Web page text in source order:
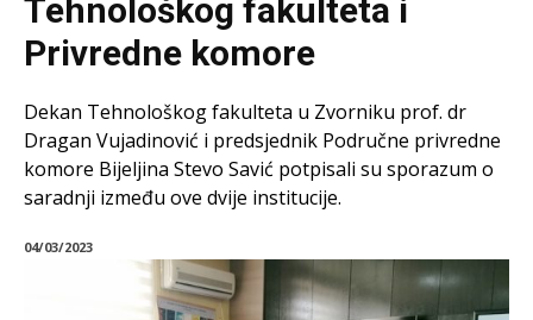
Tehnološkog fakulteta i
Privredne komore
Dekan Tehnološkog fakulteta u Zvorniku prof. dr
Dragan Vujadinović i predsjednik Područne privredne
komore Bijeljina Stevo Savić potpisali su sporazum o
saradnji između ove dvije institucije.
04/03/2023